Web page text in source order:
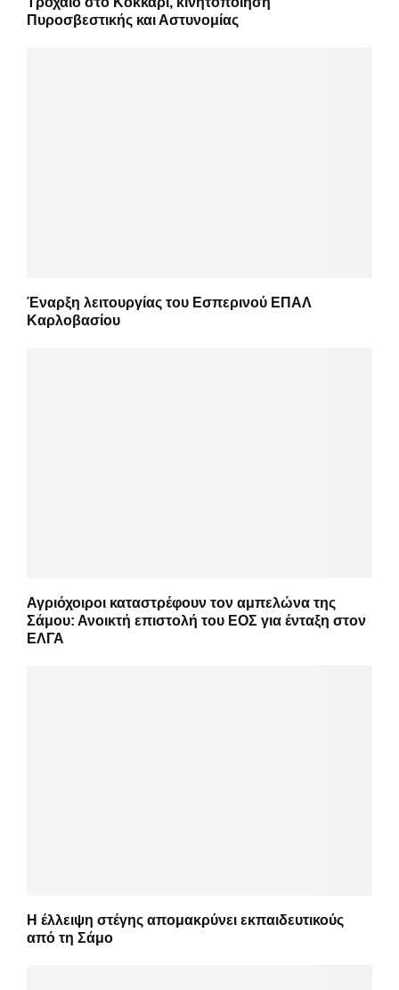
Πυροσβεστικής και Αστυνομίας
Έναρξη λειτουργίας του Εσπερινού ΕΠΑΛ
Καρλοβασίου
Αγριόχοιροι καταστρέφουν τον αμπελώνα της
Σάμου: Ανοικτή επιστολή του ΕΟΣ για ένταξη στον
ΕΛΓΑ
Η έλλειψη στέγης απομακρύνει εκπαιδευτικούς
από τη Σάμο